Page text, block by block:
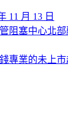
11 月 13 日
阻塞中心北
專業的未上